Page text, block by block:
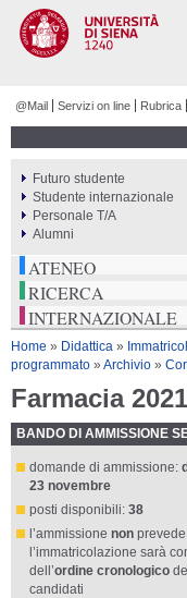
@Mail Servizi on line Rubrica
ATENEO
RICERCA
INTERNAZIONALE
PERCORSI
Futuro studente
Studente internazionale
Personale T/A
Alumni
Tu sei qui
Home » Didattica »
programmato » Archivio »
Farmacia
BANDO DI AMMISSIONE
domande di ammissione:
23 novembre
posti disponibili: 38
l’ammissione non
l’immatricolazione sarà
dell’ordine cronologico
candidati